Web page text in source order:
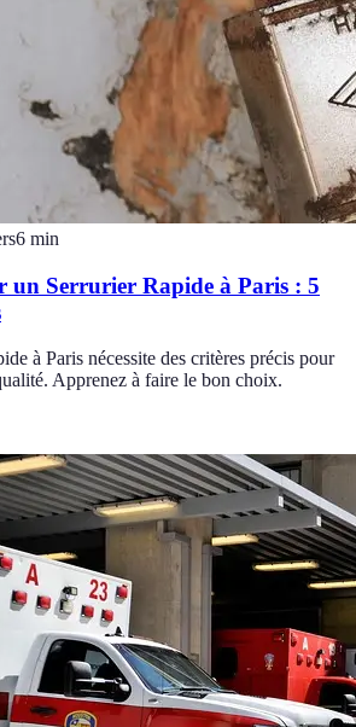
6 min
un Serrurier Rapide à Paris : 5
à Paris nécessite des critères précis pour
Apprenez à faire le bon choix.